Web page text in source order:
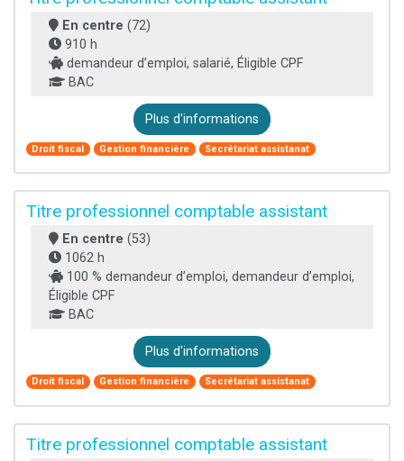
En centre (72)
910 h
demandeur d’emploi, salarié, Éligible CPF
BAC
Plus d'informations
Droit fiscal Gestion financière Secrétariat assistanat
Titre professionnel comptable assistant
En centre (53)
1062 h
100 % demandeur d’emploi, demandeur d’emploi,
Éligible CPF
BAC
Plus d'informations
Droit fiscal Gestion financière Secrétariat assistanat
Titre professionnel comptable assistant